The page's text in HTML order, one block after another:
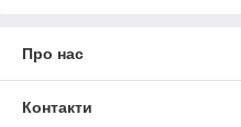
Про нас
Контакти